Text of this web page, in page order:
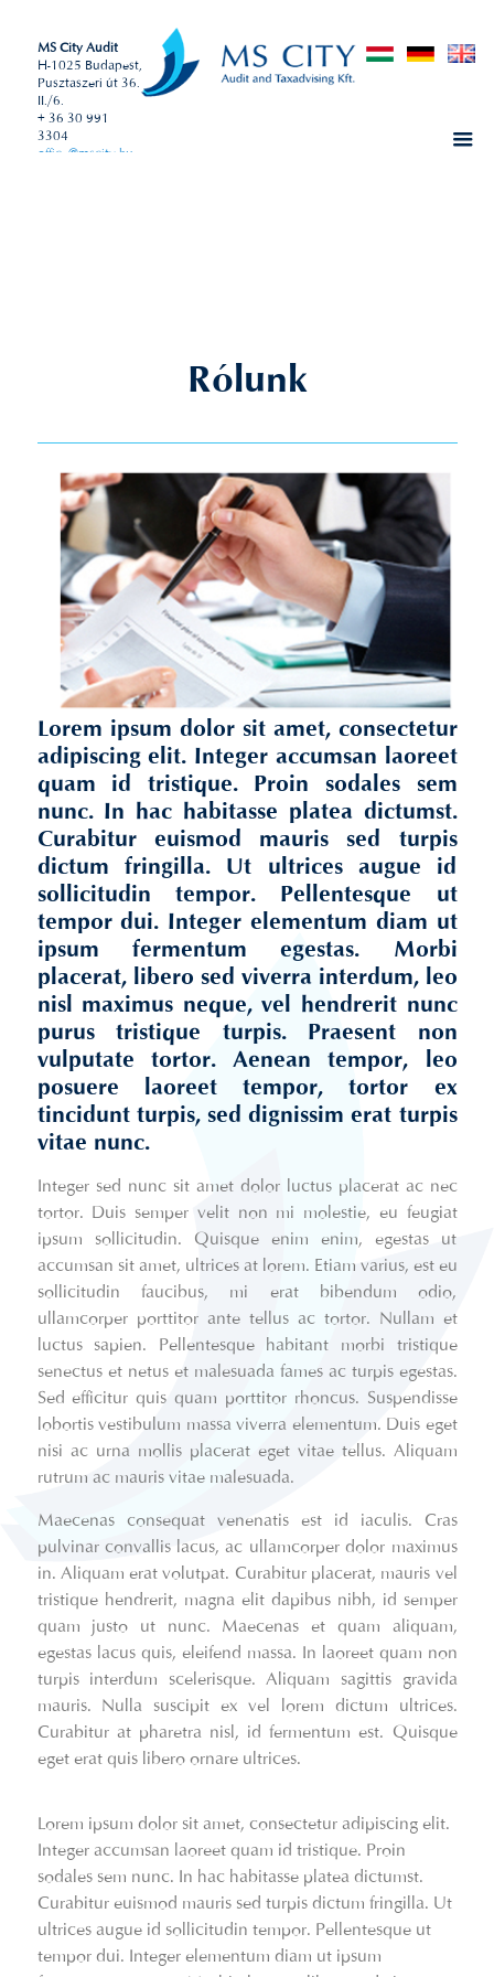
MS City Audit
H-1025 Budapest,
Pusztaszeri út 36.
II./6.
+ 36 30 991
3304
office@mscity.hu
Rólunk
Lorem ipsum dolor sit amet, consectetur
adipiscing elit. Integer accumsan laoreet
quam id tristique. Proin sodales sem
nunc. In hac habitasse platea dictumst.
Curabitur euismod mauris sed turpis
dictum fringilla. Ut ultrices augue id
sollicitudin tempor. Pellentesque ut
tempor dui. Integer elementum diam ut
ipsum fermentum egestas. Morbi
placerat, libero sed viverra interdum, leo
nisl maximus neque, vel hendrerit nunc
purus tristique turpis. Praesent non
vulputate tortor. Aenean tempor, leo
posuere laoreet tempor, tortor ex
tincidunt turpis, sed dignissim erat turpis
vitae nunc.
Integer sed nunc sit amet dolor luctus placerat ac nec
tortor. Duis semper velit non mi molestie, eu feugiat
ipsum sollicitudin. Quisque enim enim, egestas ut
accumsan sit amet, ultrices at lorem. Etiam varius, est eu
sollicitudin faucibus, mi erat bibendum odio,
ullamcorper porttitor ante tellus ac tortor. Nullam et
luctus sapien. Pellentesque habitant morbi tristique
senectus et netus et malesuada fames ac turpis egestas.
Sed efficitur quis quam porttitor rhoncus. Suspendisse
lobortis vestibulum massa viverra elementum. Duis eget
nisi ac urna mollis placerat eget vitae tellus. Aliquam
rutrum ac mauris vitae malesuada.
Maecenas consequat venenatis est id iaculis. Cras
pulvinar convallis lacus, ac ullamcorper dolor maximus
in. Aliquam erat volutpat. Curabitur placerat, mauris vel
tristique hendrerit, magna elit dapibus nibh, id semper
quam justo ut nunc. Maecenas et quam aliquam,
egestas lacus quis, eleifend massa. In laoreet quam non
turpis interdum scelerisque. Aliquam sagittis gravida
mauris. Nulla suscipit ex vel lorem dictum ultrices.
Curabitur at pharetra nisl, id fermentum est. Quisque
eget erat quis libero ornare ultrices.
Lorem ipsum dolor sit amet, consectetur adipiscing elit.
Integer accumsan laoreet quam id tristique. Proin
sodales sem nunc. In hac habitasse platea dictumst.
Curabitur euismod mauris sed turpis dictum fringilla. Ut
ultrices augue id sollicitudin tempor. Pellentesque ut
tempor dui. Integer elementum diam ut ipsum